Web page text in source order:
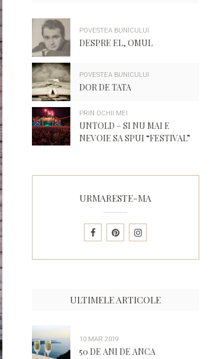
POVESTEA BUNICULUI
DESPRE EL, OMUL
POVESTEA BUNICULUI
DOR DE TATA
PRIN OCHII MEI
UNTOLD – SI NU MAI E
NEVOIE SA SPUI “FESTIVAL”
URMARESTE-MA
ULTIMELE ARTICOLE
10 MAR 2019
50 DE ANI DE ANCA